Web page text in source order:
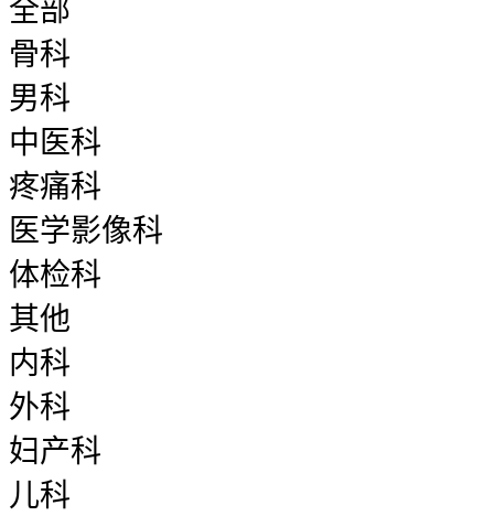
全部
骨科
男科
中医科
疼痛科
医学影像科
体检科
其他
内科
外科
妇产科
儿科